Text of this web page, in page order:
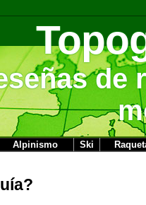
de
Alpinismo Ski